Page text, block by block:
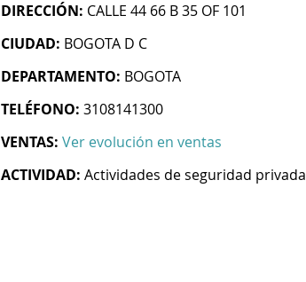
DIRECCIÓN: CALLE 44 66 B 35 OF 101
CIUDAD: BOGOTA D C
DEPARTAMENTO: BOGOTA
TELÉFONO: 3108141300
VENTAS: Ver evolución en ventas
ACTIVIDAD: Actividades de seguridad privada